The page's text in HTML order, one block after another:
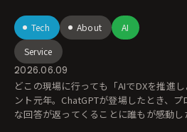
Tech About
AI
Service
2026.06.09
どこの現場に行っても「AIでDXを推進
ント元年。ChatGPTが登場したとき、
な回答が返ってくることに誰もが感動